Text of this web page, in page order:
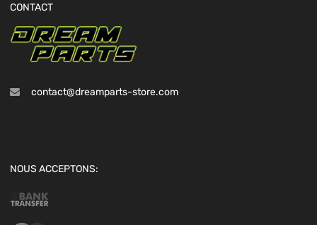
CONTACT
contact@dreamparts-store.com
NOUS ACCEPTONS: